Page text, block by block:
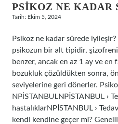
PSIKOZ NE KADAR
Tarih: Ekim 5, 2024
Psikoz ne kadar sürede
psikozun bir alt tipidir,
benzer, ancak en az 1 ay ve en
bozukluk çözüldükten sonra,
seviyelerine geri dönerler.
NPİSTANBULNPİSTANBUL ›
hastalıklarNPİSTANBUL ›
kendi kendine geçer mi?